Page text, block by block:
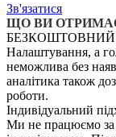
Зв'язатися
ЩО ВИ
БЕЗКОШТОВНИЙ
Налаштування, а
неможлива без
аналітика також
роботи.
Індивідуальний
Ми не працюємо за